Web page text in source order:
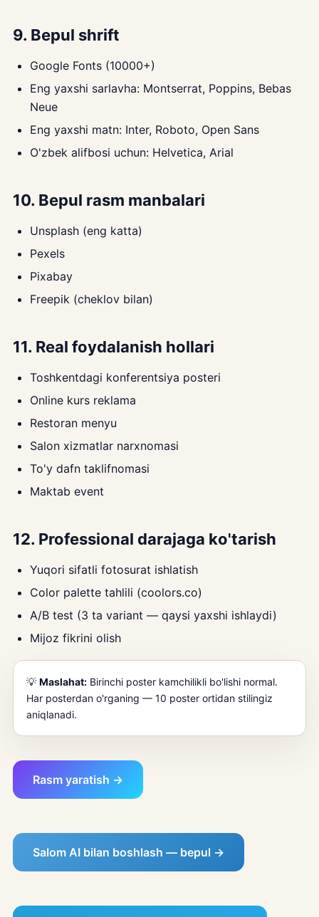
9. Bepul shrift
Google Fonts (10000+)
Eng yaxshi sarlavha: Montserrat, Poppins, Bebas
Neue
Eng yaxshi matn: Inter, Roboto, Open Sans
O'zbek alifbosi uchun: Helvetica, Arial
10. Bepul rasm manbalari
Unsplash (eng katta)
Pexels
Pixabay
Freepik (cheklov bilan)
11. Real foydalanish hollari
Toshkentdagi konferentsiya posteri
Online kurs reklama
Restoran menyu
Salon xizmatlar narxnomasi
To'y dafn taklifnomasi
Maktab event
12. Professional darajaga ko'tarish
Yuqori sifatli fotosurat ishlatish
Color palette tahlili (coolors.co)
A/B test (3 ta variant — qaysi yaxshi ishlaydi)
Mijoz fikrini olish
💡 Maslahat: Birinchi poster kamchilikli bo'lishi normal.
Har posterdan o'rganing — 10 poster ortidan stilingiz
aniqlanadi.
Rasm yaratish →
Salom AI bilan boshlash — bepul →